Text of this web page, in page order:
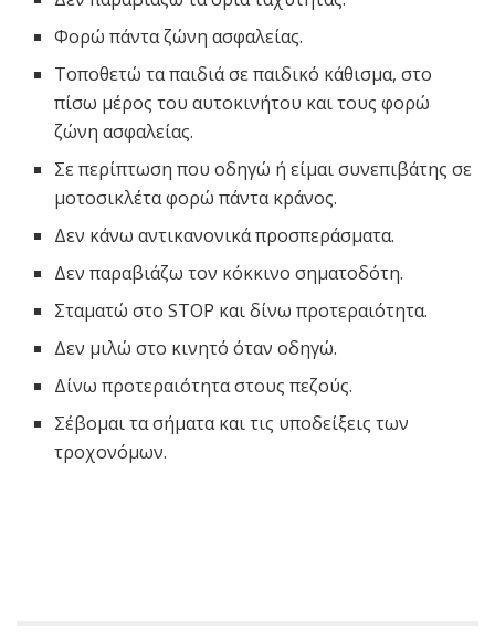
Φορώ πάντα ζώνη ασφαλείας.
Τοποθετώ τα παιδιά σε παιδικό κάθισμα, στο
πίσω μέρος του αυτοκινήτου και τους φορώ
ζώνη ασφαλείας.
Σε περίπτωση που οδηγώ ή είμαι συνεπιβάτης σε
μοτοσικλέτα φορώ πάντα κράνος.
Δεν κάνω αντικανονικά προσπεράσματα.
Δεν παραβιάζω τον κόκκινο σηματοδότη.
Σταματώ στο STOP και δίνω προτεραιότητα.
Δεν μιλώ στο κινητό όταν οδηγώ.
Δίνω προτεραιότητα στους πεζούς.
Σέβομαι τα σήματα και τις υποδείξεις των
τροχονόμων.